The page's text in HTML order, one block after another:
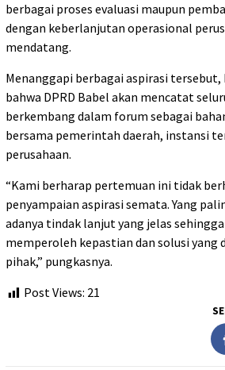
berbagai proses evaluasi maupun
dengan keberlanjutan operasional
mendatang.
Menanggapi berbagai aspirasi tersebut,
bahwa DPRD Babel akan mencatat
berkembang dalam forum sebagai
bersama pemerintah daerah, instansi
perusahaan.
“Kami berharap pertemuan ini tidak
penyampaian aspirasi semata. Yang
adanya tindak lanjut yang jelas
memperoleh kepastian dan solusi yang
pihak,” pungkasnya.
Post Views: 21